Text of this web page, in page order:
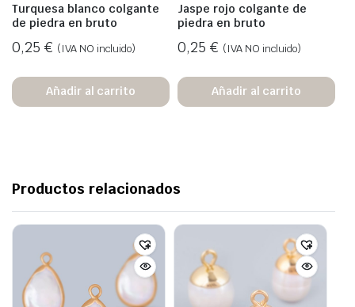
Turquesa blanco colgante
de piedra en bruto
0,25 € (IVA NO incluido)
Añadir al carrito
Jaspe rojo colgante de
piedra en bruto
0,25 € (IVA NO incluido)
Añadir al carrito
Productos relacionados